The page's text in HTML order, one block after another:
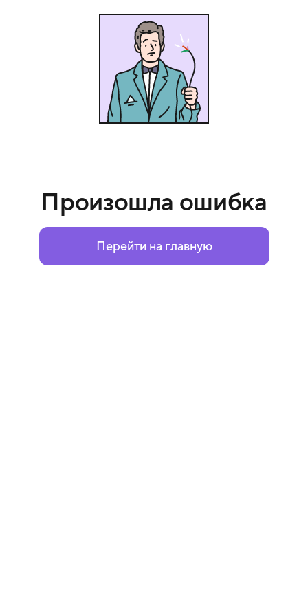
Произошла ошибка
Перейти на главную